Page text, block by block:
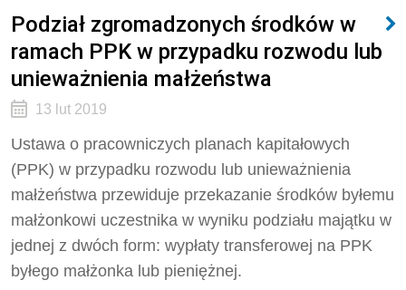
Podział zgromadzonych środków w
ramach PPK w przypadku rozwodu lub
unieważnienia małżeństwa
13 lut 2019
Ustawa o pracowniczych planach kapitałowych
(PPK) w przypadku rozwodu lub unieważnienia
małżeństwa przewiduje przekazanie środków byłemu
małżonkowi uczestnika w wyniku podziału majątku w
jednej z dwóch form: wypłaty transferowej na PPK
byłego małżonka lub pieniężnej.